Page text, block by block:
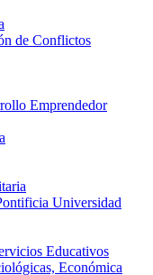
de Conflictos
Emprendedor
Universidad
Educativos
Económica